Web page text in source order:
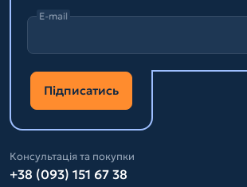
E-mail
Підписатись
Консультація та покупки
+38 (093) 151 67 38